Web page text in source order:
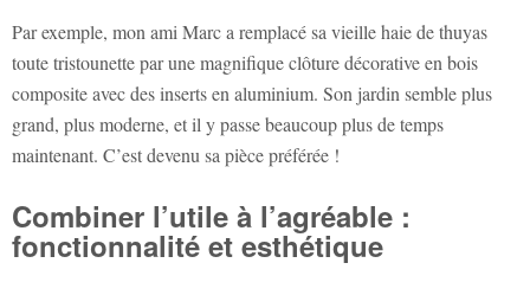
Par exemple, mon ami Marc a remplacé sa vieille haie de thuyas
toute tristounette par une magnifique clôture décorative en bois
composite avec des inserts en aluminium. Son jardin semble plus
grand, plus moderne, et il y passe beaucoup plus de temps
maintenant. C’est devenu sa pièce préférée !
Combiner l’utile à l’agréable :
fonctionnalité et esthétique